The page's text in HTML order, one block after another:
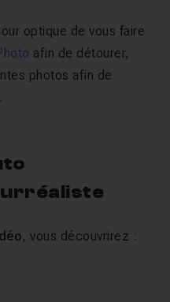
optique de vous faire
afin de détourer,
photos afin de
, vous découvrirez :